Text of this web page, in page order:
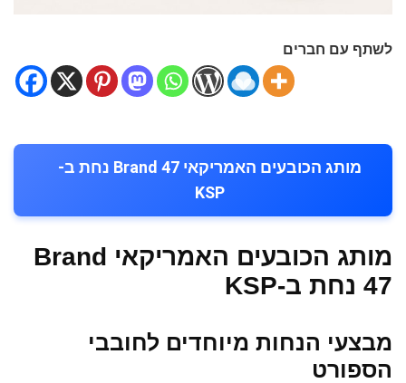
לשתף עם חברים
מותג הכובעים האמריקאי Brand 47 נחת ב-
KSP
מותג הכובעים האמריקאי Brand
47 נחת ב-KSP
מבצעי הנחות מיוחדים לחובבי
הספורט